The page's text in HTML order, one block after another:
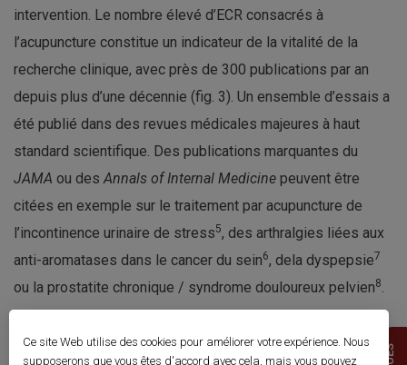
intervention. Le nombre élevé d’ECR consacrés à
l’acupuncture constitue un indicateur de la vitalité de la
recherche clinique, avec près de 300 publications par an
depuis plus d’une décennie (fig. 3). Un ensemble d’essais a
été publié dans des revues médicales majeures à haut
standard scientifique. Des publications marquantes du
JAMA ou desAnnals of Internal Medicine peuvent être
citées en exemple sur le traitement par acupuncture de
l’incontinence urinaire de stress5, des arthralgies liées aux
anti-aromatases dans le cancer du sein6, dela dyspepsie7
ou la prostatite chronique / syndrome douloureux pelvien8.
electroacupuncture on urinary leakage among
women with stress urinary incontinence: a
Ce site Web utilise des cookies pour améliorer votre expérience. Nous
supposerons que vous êtes d'accord avec cela, mais vous pouvez